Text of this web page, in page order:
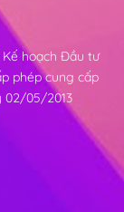
Kế hoạch Đầu tư
phép cung cấp
02/05/2013